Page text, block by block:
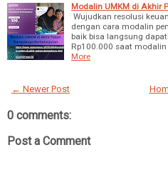
Modalin UMKM di Akhir
Wujudkan resolusi
dengan cara modalin
baik bisa langsung
Rp100.000 saat
More
← Newer Post
0 comments:
Post a Comment